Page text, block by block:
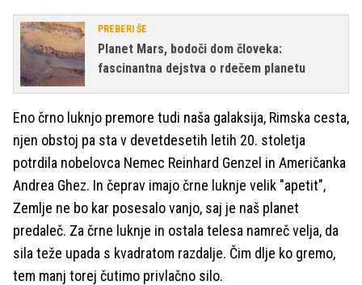
PREBERI ŠE
Planet Mars, bodoči dom človeka:
fascinantna dejstva o rdečem planetu
Eno črno luknjo premore tudi naša galaksija, Rimska cesta,
njen obstoj pa sta v devetdesetih letih 20. stoletja
potrdila nobelovca Nemec Reinhard Genzel in Američanka
Andrea Ghez. In čeprav imajo črne luknje velik "apetit",
Zemlje ne bo kar posesalo vanjo, saj je naš planet
predaleč. Za črne luknje in ostala telesa namreč velja, da
sila teže upada s kvadratom razdalje. Čim dlje ko gremo,
tem manj torej čutimo privlačno silo.